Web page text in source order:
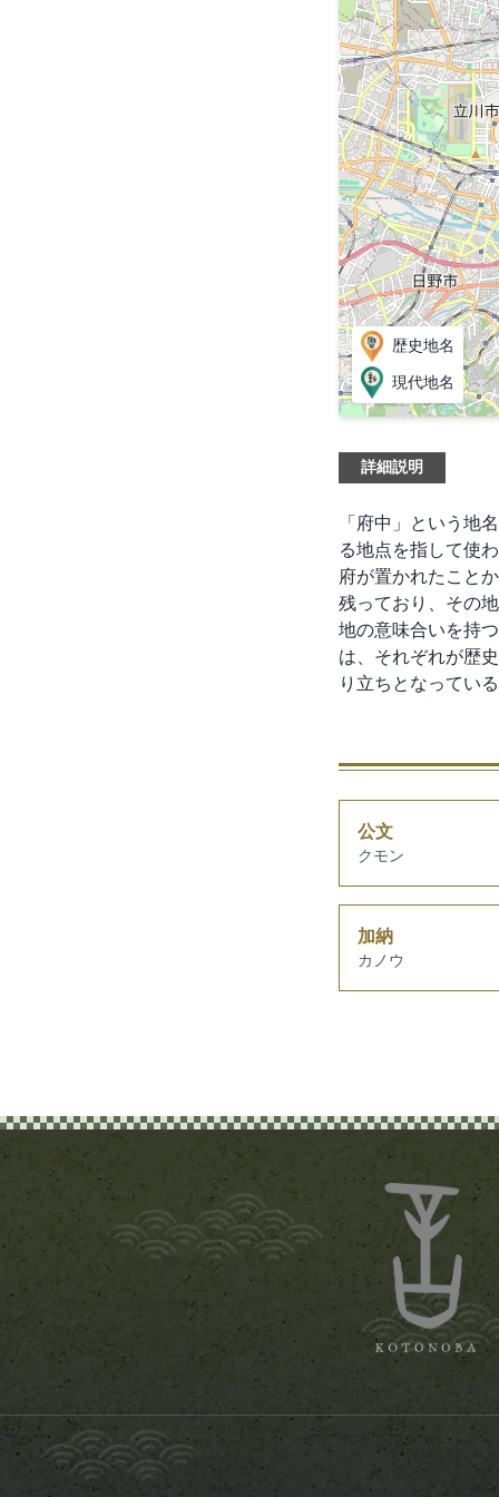
歴史地名
現代地名
詳細説明
「府中」という地
る地点を指して使
府が置かれたこと
残っており、その
地の意味合いを持
は、それぞれが歴
り立ちとなってい
公文
クモン
加納
カノウ